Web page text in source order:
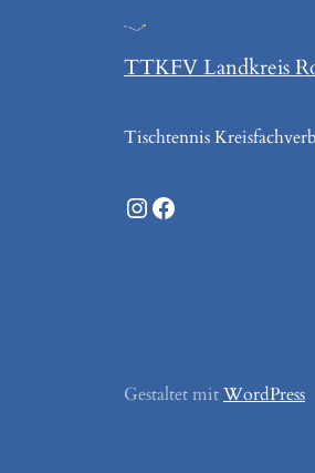
TTKFV Landkreis
Tischtennis
Instagram Facebook
Gestaltet mitWordPress